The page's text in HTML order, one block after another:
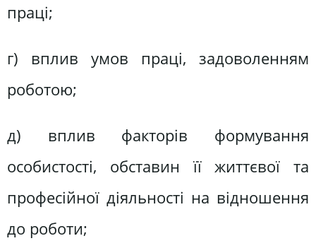
праці;
г) вплив умов праці, задоволенням
роботою;
д) вплив факторів формування
особистості, обставин її життєвої та
професійної діяльності на відношення
до роботи;